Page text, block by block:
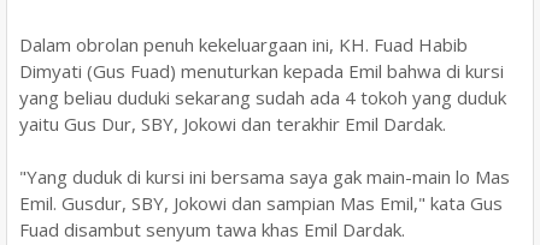
Dalam obrolan penuh kekeluargaan ini, KH. Fuad Habib
Dimyati (Gus Fuad) menuturkan kepada Emil bahwa di kursi
yang beliau duduki sekarang sudah ada 4 tokoh yang duduk
yaitu Gus Dur, SBY, Jokowi dan terakhir Emil Dardak.
"Yang duduk di kursi ini bersama saya gak main-main lo Mas
Emil. Gusdur, SBY, Jokowi dan sampian Mas Emil," kata Gus
Fuad disambut senyum tawa khas Emil Dardak.